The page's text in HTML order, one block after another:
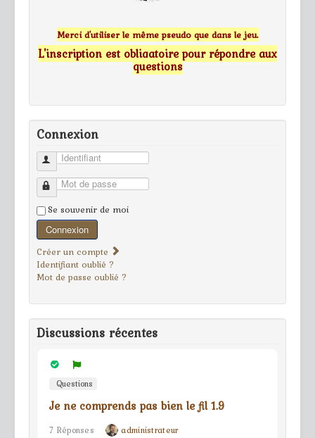
Merci d'utiliser le même pseudo que dans le jeu.
L'inscription est obligatoire pour répondre aux
questions
Connexion
Identifiant
Mot de passe
Se souvenir de moi
Connexion
Créer un compte
Identifiant oublié ?
Mot de passe oublié ?
Discussions récentes
Questions
Je ne comprends pas bien le fil 1.9
7 Réponses
administrateur